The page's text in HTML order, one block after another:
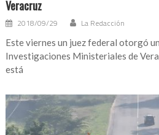
Veracruz
2018/09/29 La Redacción
Este viernes un juez federal otorgó
Investigaciones Ministeriales de
está